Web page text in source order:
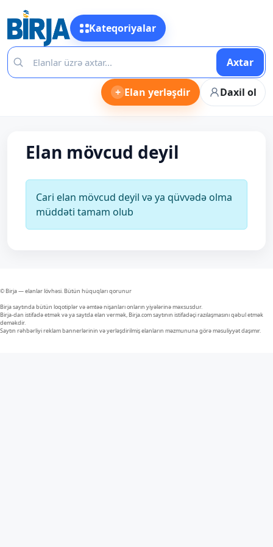
Kateqoriyalar
Axtar
+ Elan yerləşdir Daxil ol
Elan mövcud deyil
Cari elan mövcud deyil və ya qüvvədə olma
müddəti tamam olub
© Birja — elanlar lövhəsi. Bütün hüquqları qorunur
Birja saytında bütün loqotiplər və əmtəə nişanları onların yiyələrinə məxsusdur.
Birja-dan istifadə etmək və ya saytda elan vermək, Birja.com saytının istifadəçi razılaşmasını qəbul etmək
deməkdir.
Saytın rəhbərliyi reklam bannerlərinin və yerləşdirilmiş elanların məzmununa görə məsuliyyət daşımır.